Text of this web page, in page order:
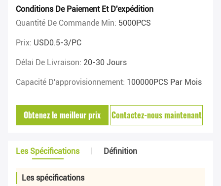
Conditions De Paiement Et D'expédition
Quantité De Commande Min: 5000PCS
Prix: USD0.5-3/PC
Délai De Livraison: 20-30 Jours
Capacité D'approvisionnement: 100000PCS Par Mois
Obtenez le meilleur prix Contactez-nous maintenant
Les Spécifications Définition
Les spécifications